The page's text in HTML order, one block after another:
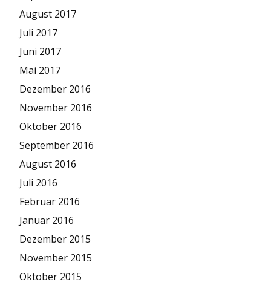
August 2017
Juli 2017
Juni 2017
Mai 2017
Dezember 2016
November 2016
Oktober 2016
September 2016
August 2016
Juli 2016
Februar 2016
Januar 2016
Dezember 2015
November 2015
Oktober 2015